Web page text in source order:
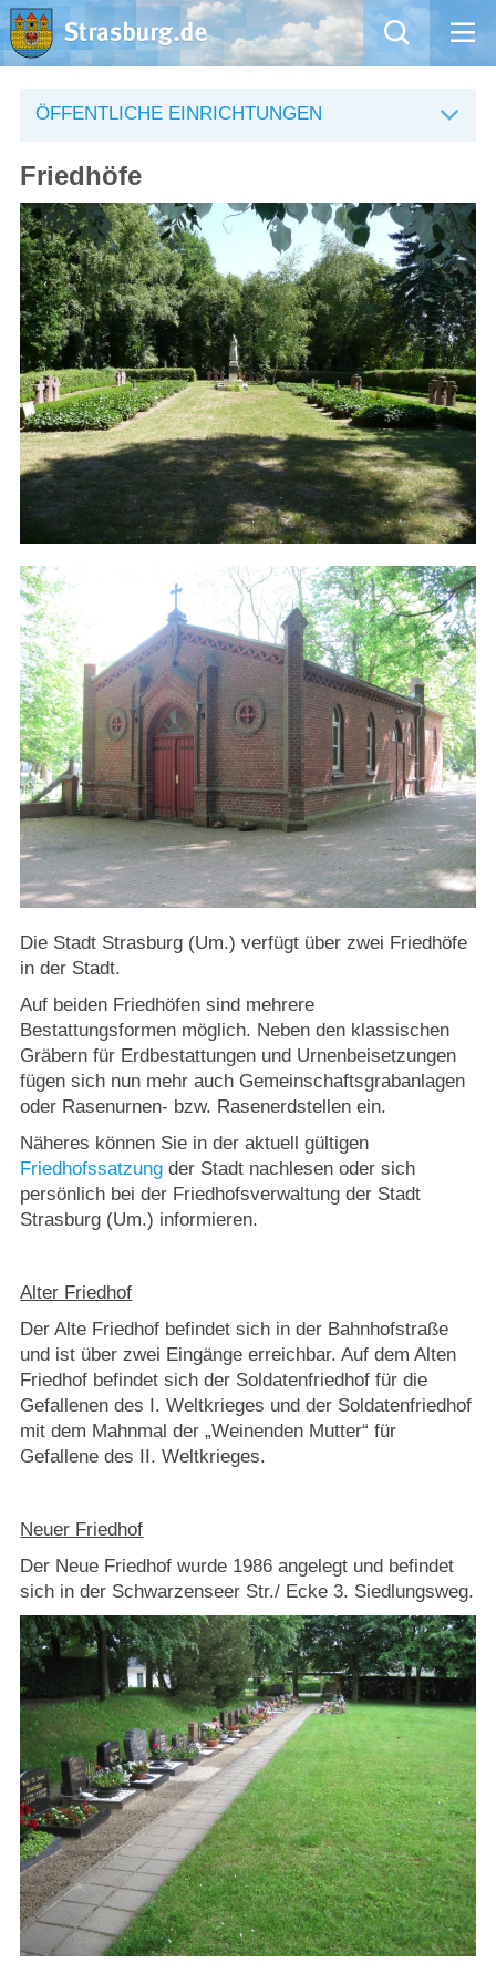
Rathaus
Natur – Kultur – Tourismus
Wirtschaft
Kommentarrichtlinien und Netiquette für unsere Social Media-Kanäle
Willkommen in Strasburg (Uckermark)
Strasburger Ehrenamtspreis „SBG“
Welcome to Strasburg (Uckermark)
Ласкаво просимо до Штрасбурга (Уккермарк)
مرحبًا بكم في شتراسبورغ (أوكرمارك)
Bine ați venit în Strasburg (Uckermark)
Online-Bewerbungen
Sprache/Language
ÖFFENTLICHE EINRICHTUNGEN
Friedhöfe
Die Stadt Strasburg (Um.) verfügt über zwei Friedhöfe
in der Stadt.
Auf beiden Friedhöfen sind mehrere
Bestattungsformen möglich. Neben den klassischen
Gräbern für Erdbestattungen und Urnenbeisetzungen
fügen sich nun mehr auch Gemeinschaftsgrabanlagen
oder Rasenurnen- bzw. Rasenerdstellen ein.
Näheres können Sie in der aktuell gültigen
Friedhofssatzung der Stadt nachlesen oder sich
persönlich bei der Friedhofsverwaltung der Stadt
Strasburg (Um.) informieren.
Alter Friedhof
Der Alte Friedhof befindet sich in der Bahnhofstraße
und ist über zwei Eingänge erreichbar. Auf dem Alten
Friedhof befindet sich der Soldatenfriedhof für die
Gefallenen des I. Weltkrieges und der Soldatenfriedhof
mit dem Mahnmal der „Weinenden Mutter“ für
Gefallene des II. Weltkrieges.
Neuer Friedhof
Der Neue Friedhof wurde 1986 angelegt und befindet
sich in der Schwarzenseer Str./ Ecke 3. Siedlungsweg.